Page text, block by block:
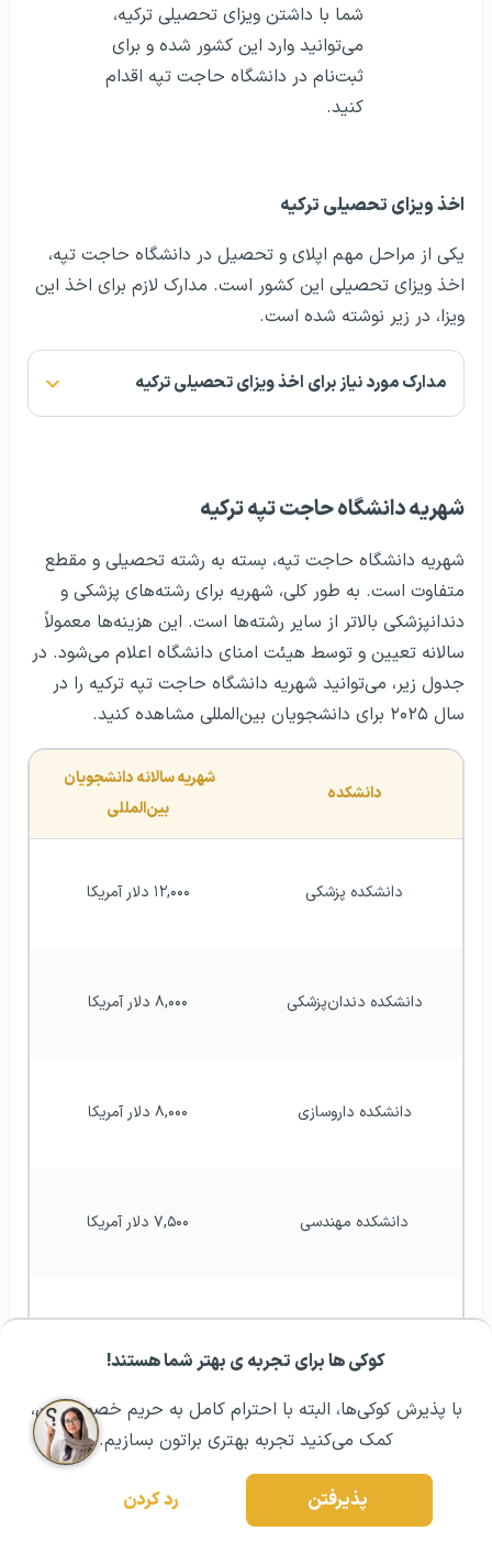
کوکی ها برای تجربه ی بهتر شما هستند!
با پذیرش کوکی‌ها، البته با احترام کامل به حریم خصوصیتون،
کمک می‌کنید تجربه بهتری براتون بسازیم.
پذیرفتن رد کردن
مشــاوره اولیه رایگان: ۰۲۱ ۴۳۰۰۰ ۰۲۱ رزرو مشاوره تخصصی
شما با داشتن ویزای تحصیلی ترکیه،
می‌توانید وارد این کشور شده و برای
ثبت‌نام در دانشگاه حاجت تپه اقدام
کنید.
اخذ ویزای تحصیلی ترکیه
یکی از مراحل مهم اپلای و تحصیل در دانشگاه حاجت تپه،
اخذ ویزای تحصیلی این کشور است‌. مدارک لازم برای اخذ این
ویزا، در زیر نوشته شده است.
مدارک مورد نیاز برای اخذ ویزای تحصیلی ترکیه
شهریه دانشگاه حاجت تپه ترکیه
شهریه دانشگاه حاجت تپه، بسته به رشته تحصیلی و مقطع
متفاوت است. به طور کلی، شهریه برای رشته‌های پزشکی و
دندانپزشکی بالاتر از سایر رشته‌ها است. این هزینه‌ها معمولاً
سالانه تعیین و توسط هیئت امنای دانشگاه اعلام می‌شود. در
جدول زیر، می‌توانید شهریه دانشگاه حاجت تپه ترکیه را در
سال ۲۰۲۵ برای دانشجویان بین‌المللی مشاهده کنید.
دانشکده
بین‌المللی
دانشکده پزشکی ۱۲,۰۰۰ دلار آمریکا
دانشکده دندان‌پزشکی ۸,۰۰۰ دلار آمریکا
دانشکده داروسازی ۸,۰۰۰ دلار آمریکا
دانشکده مهندسی ۷,۵۰۰ دلار آمریکا
دانشکده هنرهای زیبا ۵,۰۰۰ دلار آمریکا